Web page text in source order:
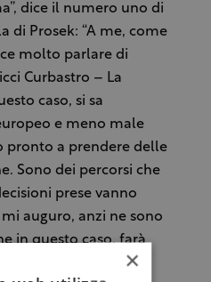
dice il numero uno di
di Prosek: “A me, come
molto parlare di
Curbastro – La
caso, si sa
e meno male
pronto a prendere delle
Sono dei percorsi che
prese vanno
auguro, anzi ne sono
in questo caso, farà
×